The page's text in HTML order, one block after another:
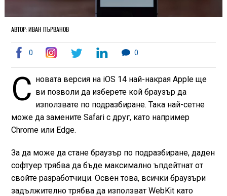
АВТОР: ИВАН ПЪРВАНОВ
0 0
С новата версия на iOS 14 най-накрая Apple ще
ви позволи да изберете кой браузър да
използвате по подразбиране. Така най-сетне
може да замените Safari с друг, като например
Chrome или Edge.
За да може да стане браузър по подразбиране, даден
софтуер трябва да бъде максимално ъпдейтнат от
свойте разработчици. Освен това, всички браузъри
задължително трябва да използват WebKit като